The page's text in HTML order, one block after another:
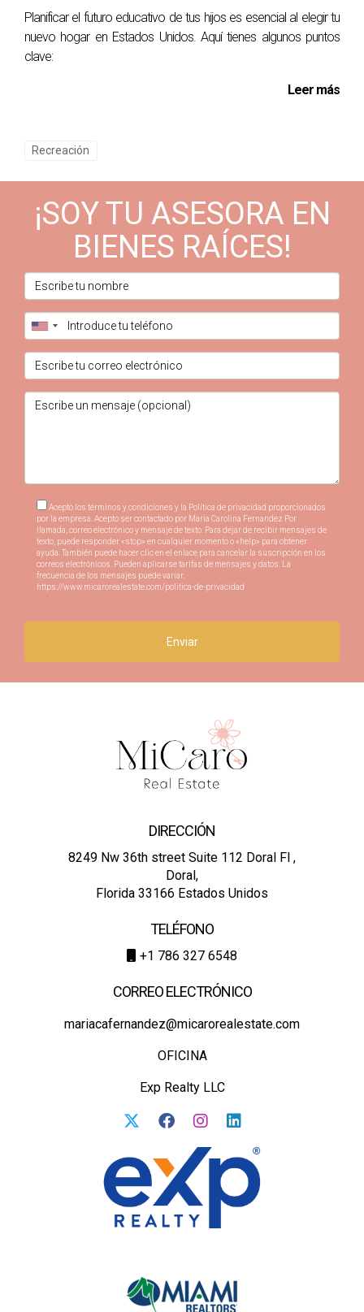
Planificar el futuro educativo de tus hijos es esencial al elegir tu
nuevo hogar en Estados Unidos. Aquí tienes algunos puntos
clave:
Leer más
Recreación
¡SOY TU ASESORA EN
BIENES RAÍCES!
Acepto los términos y condiciones y la Política de privacidad proporcionados
por la empresa. Acepto ser contactado por Maria Carolina Fernandez Por
llamada, correo electrónico y mensaje de texto. Para dejar de recibir mensajes de
texto, puede responder «stop» en cualquier momento o «help» para obtener
ayuda. También puede hacer clic en el enlace para cancelar la suscripción en los
correos electrónicos. Pueden aplicarse tarifas de mensajes y datos. La
frecuencia de los mensajes puede variar.
https://www.micarorealestate.com/politica-de-privacidad
Enviar
DIRECCIÓN
8249 Nw 36th street Suite 112 Doral Fl ,
Doral,
Florida 33166 Estados Unidos
TELÉFONO
+1 786 327 6548
CORREO ELECTRÓNICO
mariacafernandez@micarorealestate.com
OFICINA
Exp Realty LLC